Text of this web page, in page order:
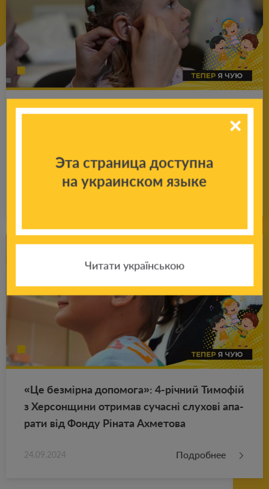
Чо­ти­рирічна Яро­сла­ва з Сум­щи­ни от­ри­ма­
Ріната Ах­ме­то­ва.
«Це безмірна до­по­мо­га»: 4-річний Тимофій
з Хер­сон­щи­ни от­ри­мав су­часні слу­хові апа­
ра­ти від Фонду Ріната Ах­ме­то­ва
24.09.2024 Подробнее
Эта страница доступна
на украинском языке
Читати українською